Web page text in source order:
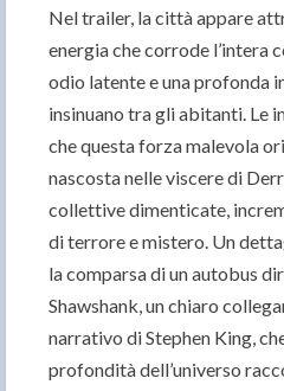
Nel trailer, la città appare
energia che corrode l’intera
odio latente e una profonda
insinuano tra gli abitanti. Le
che questa forza malevola
nascosta nelle viscere di
collettive dimenticate,
di terrore e mistero. Un
la comparsa di un autobus
Shawshank, un chiaro
narrativo di Stephen King,
profondità dell’universo